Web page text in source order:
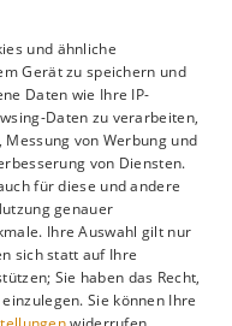
Malta
auf Pinterest!
und ähnliche
Gerät zu speichern und
Daten wie Ihre IP-
Daten zu verarbeiten,
von Werbung und
von Diensten.
für diese und andere
genauer
Ihre Auswahl gilt nur
sich statt auf Ihre
Sie haben das Recht,
Sie können Ihre